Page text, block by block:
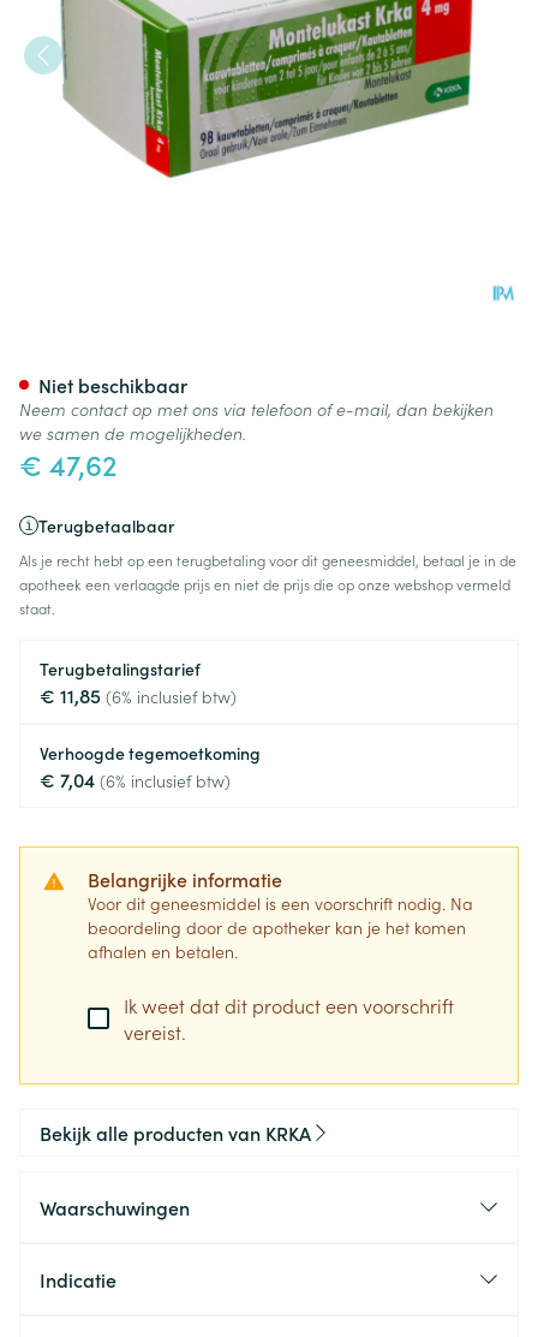
€ 47,62
Terugbetaalbaar
Als je recht hebt op een terugbetaling voor dit geneesmiddel, betaal je in de
apotheek een verlaagde prijs en niet de prijs die op onze webshop vermeld
staat.
Terugbetalingstarief
€ 11,85 (6% inclusief btw)
Verhoogde tegemoetkoming
€ 7,04 (6% inclusief btw)
Belangrijke informatie
Voor dit geneesmiddel is een voorschrift nodig. Na
beoordeling door de apotheker kan je het komen
afhalen en betalen.
Ik weet dat dit product een voorschrift
vereist.
Niet beschikbaar
Neem contact op met ons via telefoon of e-mail, dan bekijken
we samen de mogelijkheden.
Bekijk alle producten van KRKA
Waarschuwingen
Indicatie